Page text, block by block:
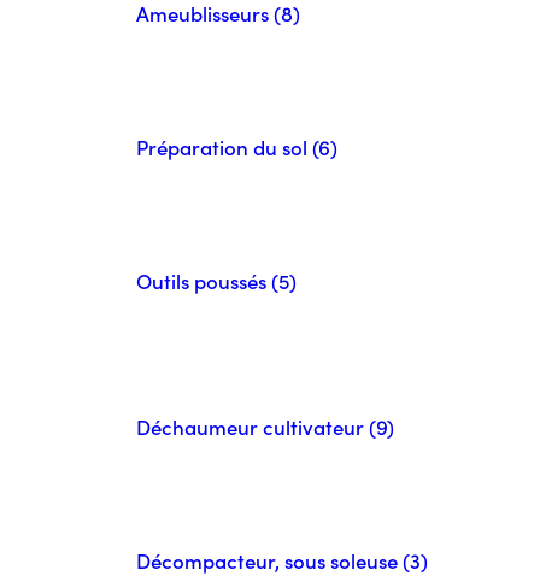
Ameublisseurs (8)
Préparation du sol (6)
Outils poussés (5)
Déchaumeur cultivateur (9)
Décompacteur, sous soleuse (3)